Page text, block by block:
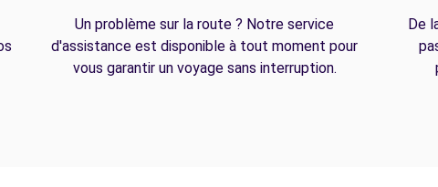
Un problème sur la route ? Notre service
d'assistance est disponible à tout moment pour
vous garantir un voyage sans interruption.
De